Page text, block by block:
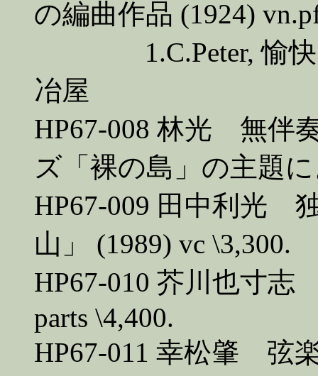
の編曲作品 (1924)
1.C.Peter, 愉快な
冶屋
HP67-008 林光 無伴
ズ「裸の島」の主題
HP67-009 田中利光
山」 (1989) vc \3,300.
HP67-010 芥川也寸志
parts \4,400.
HP67-011 幸松肇 弦